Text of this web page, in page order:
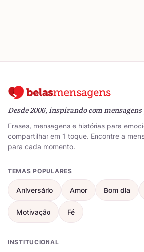
Desde 2006, inspirando com
Frases, mensagens e histórias para
compartilhar em 1 toque. Encontre a
para cada momento.
TEMAS POPULARES
Aniversário Amor Bom dia
Motivação Fé
INSTITUCIONAL